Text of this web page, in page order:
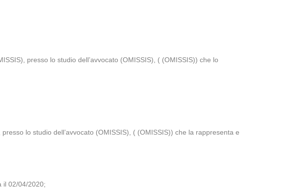
presso lo studio dell’avvocato (OMISSIS), ( (OMISSIS)) che lo
lo studio dell’avvocato (OMISSIS), ( (OMISSIS)) che la rappresenta e
il 02/04/2020;